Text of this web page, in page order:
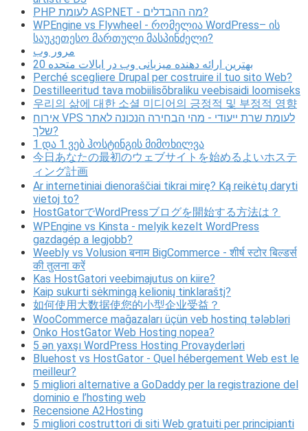
PHP לעומת ASP.NET - מה ההבדלים?
WPEngine vs Flywheel - რომელია WordPress– ის
საუკეთესო მართული მასპინძელი?
مرور وب
20 بهترین ارائه دهنده میزبانی وب در ایالات متحده
Perché scegliere Drupal per costruire il tuo sito Web?
Destilleeritud tava mobiilisõbraliku veebisaidi loomiseks
우리의 삶에 대한 소셜 미디어의 긍정적 및 부정적 영향
אירוח VPS לעומת שרת ייעודי - מהי הבחירה הנכונה לאתר
שלך?
1 და 1 ვებ ჰოსტინგის მიმოხილვა
今日あなたの最初のウェブサイトを始めるよいホステ
ィング計画
Ar internetiniai dienoraščiai tikrai mirę? Ką reikėtų daryti
vietoj to?
HostGatorでWordPressブログを開始する方法は？
WPEngine vs Kinsta - melyik kezelt WordPress
gazdagép a legjobb?
Weebly vs Volusion बनाम BigCommerce - शीर्ष स्टोर बिल्डर्स
की तुलना करें
Kas HostGatori veebimajutus on kiire?
Kaip sukurti sėkmingą kelionių tinklaraštį?
如何使用大数据使您的小型企业受益？
WooCommerce mağazaları üçün veb hostinq tələbləri
Onko HostGator Web Hosting nopea?
5 ən yaxşı WordPress Hosting Provayderləri
Bluehost vs HostGator - Quel hébergement Web est le
meilleur?
5 migliori alternative a GoDaddy per la registrazione del
dominio e l’hosting web
Recensione A2Hosting
5 migliori costruttori di siti Web gratuiti per principianti